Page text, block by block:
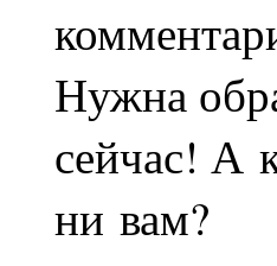
Нужна
сейчас! А
ни вам?